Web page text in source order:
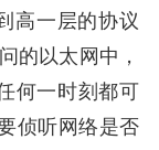
高一层的协议
的以太网中，
何一时刻都可
侦听网络是否